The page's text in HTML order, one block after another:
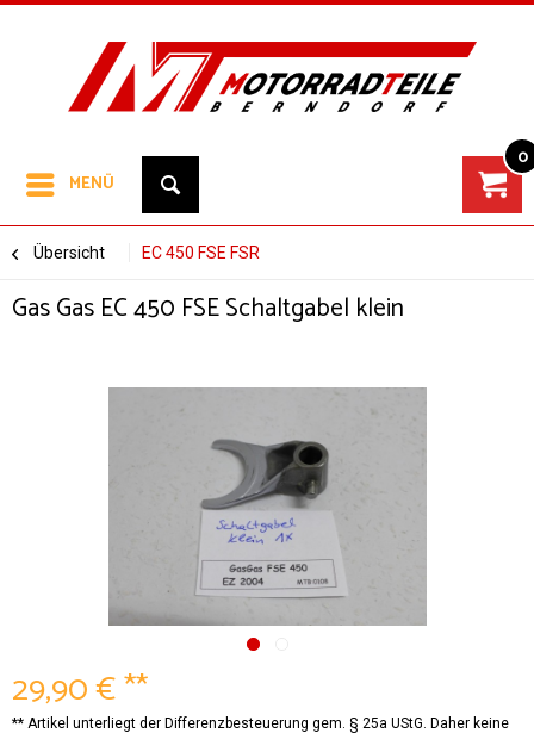
MENÜ
0
Übersicht EC 450 FSE FSR
Gas Gas EC 450 FSE Schaltgabel klein
29,90 € **
** Artikel unterliegt der Differenzbesteuerung gem. § 25a UStG. Daher keine